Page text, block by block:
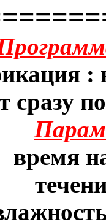
:
сразу
время